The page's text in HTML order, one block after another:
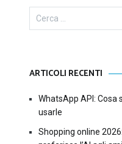
Ricerca
per:
ARTICOLI RECENTI
WhatsApp API: Cosa
usarle
Shopping online